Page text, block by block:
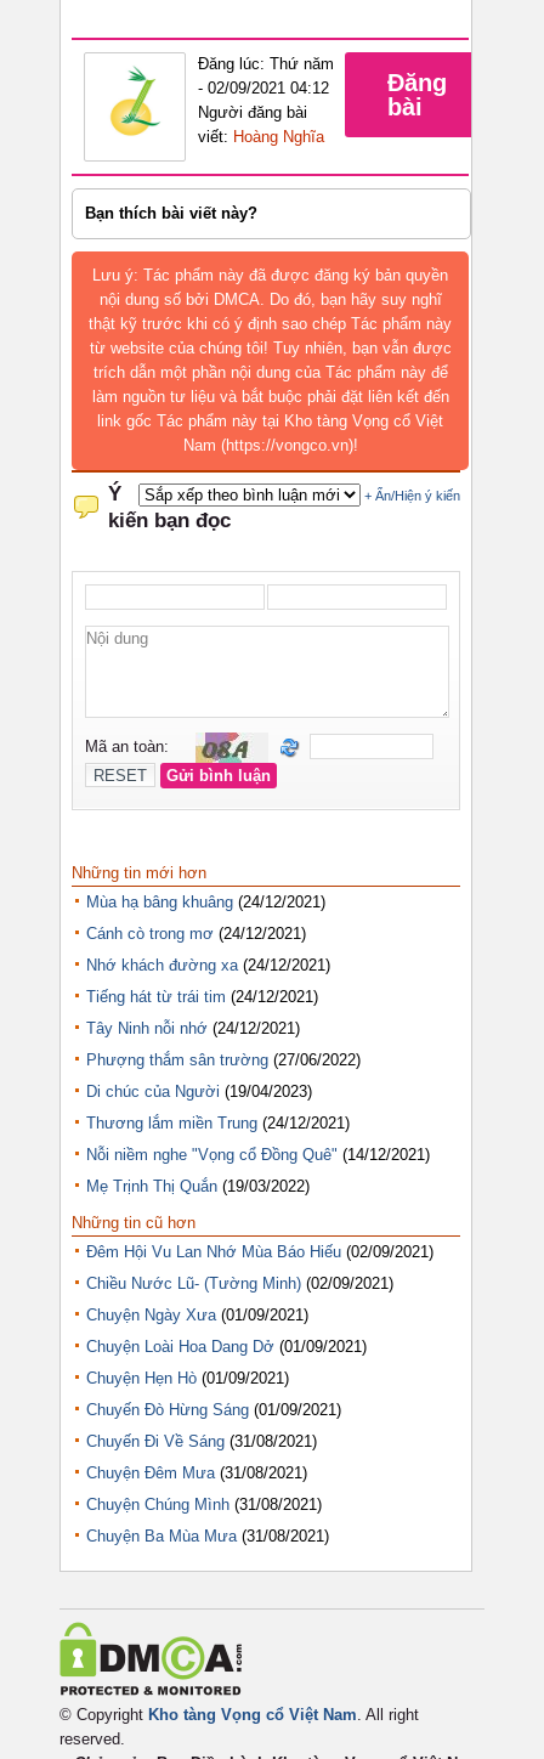
Đăng lúc: Thứ năm
- 02/09/2021 04:12
Người đăng bài
viết: Hoàng Nghĩa
Đăng
bài
Bạn thích bài viết này?
Lưu ý: Tác phẩm này đã được đăng ký bản quyền
nội dung số bởi DMCA. Do đó, bạn hãy suy nghĩ
thật kỹ trước khi có ý định sao chép Tác phẩm này
từ website của chúng tôi! Tuy nhiên, bạn vẫn được
trích dẫn một phần nội dung của Tác phẩm này để
làm nguồn tư liệu và bắt buộc phải đặt liên kết đến
link gốc Tác phẩm này tại Kho tàng Vọng cổ Việt
Nam (https://vongco.vn)!
Những tin mới hơn
Mùa hạ bâng khuâng (24/12/2021)
Cánh cò trong mơ (24/12/2021)
Nhớ khách đường xa (24/12/2021)
Tiếng hát từ trái tim (24/12/2021)
Tây Ninh nỗi nhớ (24/12/2021)
Phượng thắm sân trường (27/06/2022)
Di chúc của Người (19/04/2023)
Thương lắm miền Trung (24/12/2021)
Nỗi niềm nghe "Vọng cổ Đồng Quê" (14/12/2021)
Mẹ Trịnh Thị Quắn (19/03/2022)
Những tin cũ hơn
Đêm Hội Vu Lan Nhớ Mùa Báo Hiếu (02/09/2021)
Chiều Nước Lũ- (Tường Minh) (02/09/2021)
Chuyện Ngày Xưa (01/09/2021)
Chuyện Loài Hoa Dang Dở (01/09/2021)
Chuyện Hẹn Hò (01/09/2021)
Chuyến Đò Hừng Sáng (01/09/2021)
Chuyến Đi Về Sáng (31/08/2021)
Chuyện Đêm Mưa (31/08/2021)
Chuyện Chúng Mình (31/08/2021)
Chuyện Ba Mùa Mưa (31/08/2021)
© Copyright Kho tàng Vọng cổ Việt Nam. All right
reserved.